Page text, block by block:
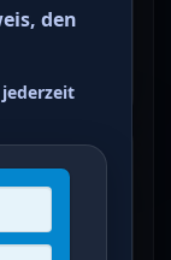
den
(10